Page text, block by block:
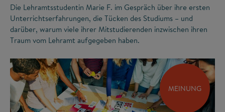
Die Lehramtsstudentin Marie F. im Gespräch über ihre ersten
Unterrichtserfahrungen, die Tücken des Studiums – und
darüber, warum viele ihrer Mitstudierenden inzwischen ihren
Traum vom Lehramt aufgegeben haben.
MEINUNG